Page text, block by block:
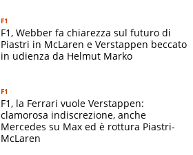
18
Oscar
Piastri (4) -
12
Norris (4) -
Oscar
Piastri (11)
F1
F1, Webber fa chiarezza sul futuro di
Piastri in McLaren e Verstappen beccato
in udienza da Helmut Marko
F1
F1, la Ferrari vuole Verstappen:
clamorosa indiscrezione, anche
Mercedes su Max ed è rottura Piastri-
McLaren